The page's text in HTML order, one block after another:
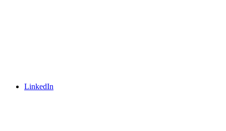
LinkedIn